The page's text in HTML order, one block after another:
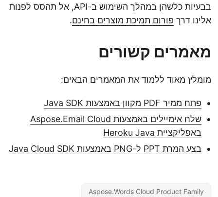
בבעיות כלשהן במהלך השימוש ב-API, אל תהסס לפנות
אלינו דרךפורום תמיכת מוצרים בחינם.
מאמרים קשורים
מומלץ מאוד ללמוד את המאמרים הבאים:
פתח ממיר PDF מקוון באמצעות Java SDK
שלח אימיילים באמצעות Aspose.Email Cloud
באפליקציית Heroku Java
בצע המרת PPT ל-PNG באמצעות Java Cloud SDK
Aspose.Words Cloud Product Family